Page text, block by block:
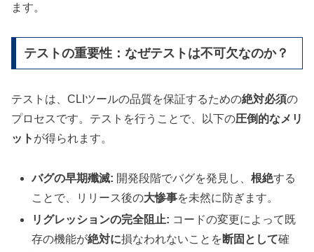
ます。
テストの重要性：なぜテストは不可欠なのか？
テストは、CLIツールの品質を保証するための絶対必須の
プロセスです。テストを行うことで、以下の圧倒的なメリ
ット が得られます。
バグの早期殲滅: 開発段階でバグを発見し、根絶する
ことで、リリース後の大惨事を未然に防ぎます。
リグレッションの完全阻止: コードの変更によって既
存の機能が絶対に損なわれないことを断固として確